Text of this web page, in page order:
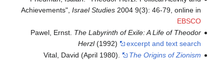
Achievements", Israel Studies2004 9(3): 46-79, online in
EBSCO
Pawel, Ernst. The Labyrinth of Exile: A Life of Theodor
Herzl(1992)
excerpt and text search
Vital, David (April 1980).
The Origins of Zionism